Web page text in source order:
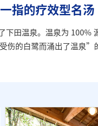
指的疗效型名汤
下田温泉。温泉为
伤的白鹭而涌出了温泉”